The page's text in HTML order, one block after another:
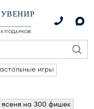
ПОДАРКОВ
игры
на 300 фишек